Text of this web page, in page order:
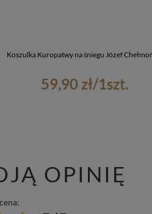
Koszulka Kuropatwy na śniegu Józef
59,90 zł/1szt.
OPINIĘ